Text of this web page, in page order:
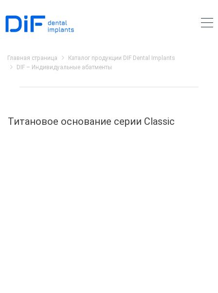
Главная страница
Каталог продукции DIF Dental Implants
DIF – Индивидуальные абатменты
Титановое основание серии Classic